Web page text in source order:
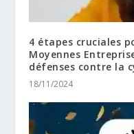
4 étapes cruciales
Moyennes
défenses contre la
18/11/2024